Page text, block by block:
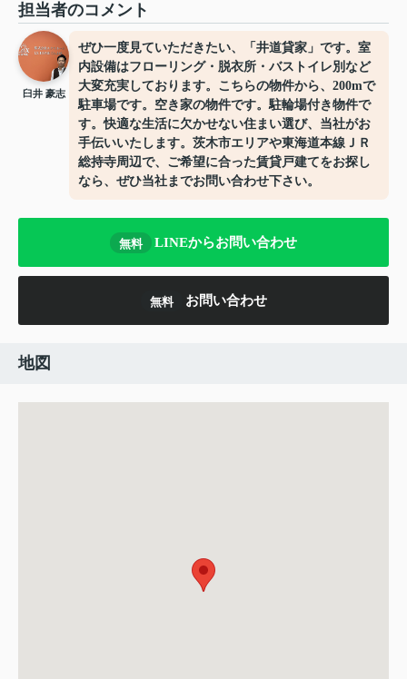
担当者のコメント
臼井 豪志
ぜひ一度見ていただきたい、「井道貸家」です。室
内設備はフローリング・脱衣所・バストイレ別など
大変充実しております。こちらの物件から、200mで
駐車場です。空き家の物件です。駐輪場付き物件で
す。快適な生活に欠かせない住まい選び、当社がお
手伝いいたします。茨木市エリアや東海道本線ＪＲ
総持寺周辺で、ご希望に合った賃貸戸建てをお探し
なら、ぜひ当社までお問い合わせ下さい。
無料 LINEからお問い合わせ
無料 お問い合わせ
地図